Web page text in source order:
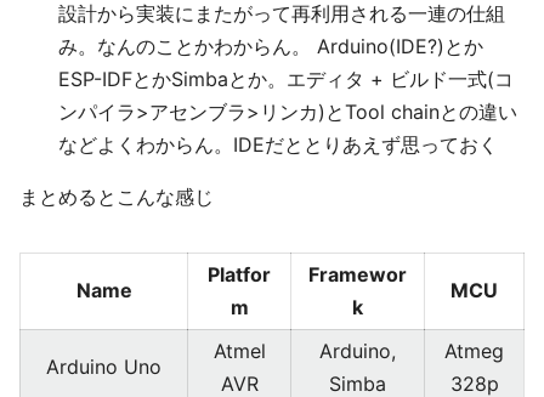
設計から実装にまたがって再利用される一連の仕組
み。なんのことかわからん。 Arduino(IDE?)とか
ESP-IDFとかSimbaとか。エディタ + ビルド一式(コ
ンパイラ>アセンブラ>リンカ)とTool chainとの違い
などよくわからん。IDEだととりあえず思っておく
まとめるとこんな感じ
Name
Platfor
m
Framewor
k
MCU
Arduino Uno
Atmel
AVR
Arduino,
Simba
Atmeg
328p